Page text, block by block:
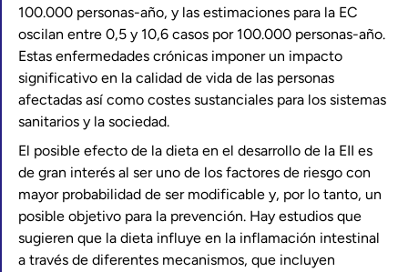
100.000 personas-año, y las estimaciones para la EC
oscilan entre 0,5 y 10,6 casos por 100.000 personas-año.
Estas enfermedades crónicas imponer un impacto
significativo en la calidad de vida de las personas
afectadas así como costes sustanciales para los sistemas
sanitarios y la sociedad.
El posible efecto de la dieta en el desarrollo de la EII es
de gran interés al ser uno de los factores de riesgo con
mayor probabilidad de ser modificable y, por lo tanto, un
posible objetivo para la prevención. Hay estudios que
sugieren que la dieta influye en la inflamación intestinal
a través de diferentes mecanismos, que incluyen